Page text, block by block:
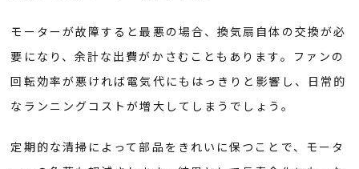
モーターが故障すると最悪の場合、換気扇自体の交換が必
要になり、余計な出費がかさむこともあります。ファンの
回転効率が悪ければ電気代にもはっきりと影響し、日常的
なランニングコストが増大してしまうでしょう。
定期的な清掃によって部品をきれいに保つことで、モータ